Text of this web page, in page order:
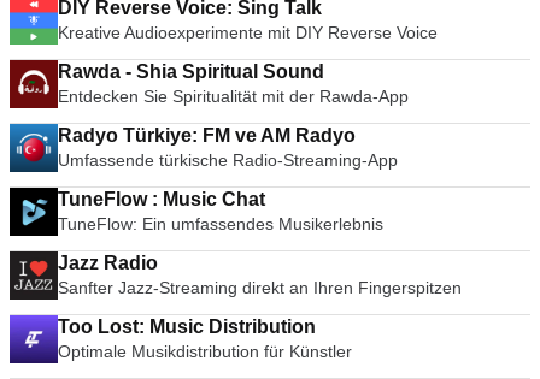
DIY Reverse Voice: Sing Talk
Kreative Audioexperimente mit DIY Reverse Voice
Rawda - Shia Spiritual Sound
Entdecken Sie Spiritualität mit der Rawda-App
Radyo Türkiye: FM ve AM Radyo
Umfassende türkische Radio-Streaming-App
TuneFlow : Music Chat
TuneFlow: Ein umfassendes Musikerlebnis
Jazz Radio
Sanfter Jazz-Streaming direkt an Ihren Fingerspitzen
Too Lost: Music Distribution
Optimale Musikdistribution für Künstler